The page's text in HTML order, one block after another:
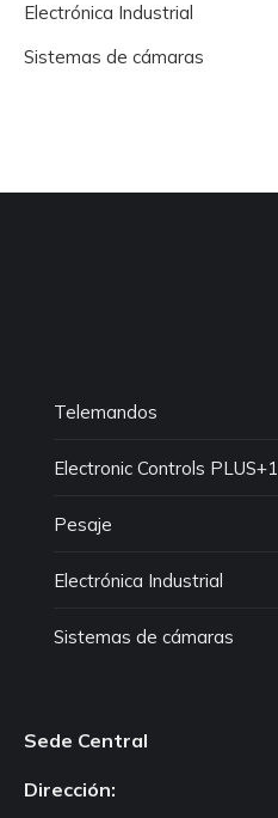
Electrónica Industrial
Sistemas de cámaras
Telemandos
Electronic Controls PLUS+1
Pesaje
Electrónica Industrial
Sistemas de cámaras
Sede Central
Dirección: